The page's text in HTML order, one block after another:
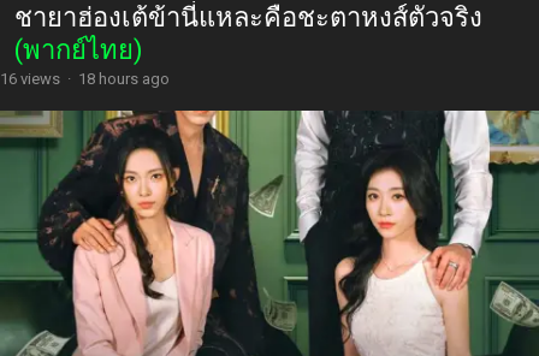
ชายาฮ่องเต้ข้านี่แหละคือชะตาหงส์ตัวจริง
(พากย์ไทย)
16 views · 18 hours ago